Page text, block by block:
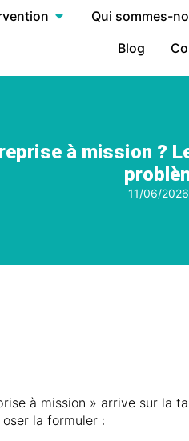
Qui sommes-
Blog
à mission ?
11/06/2026
à mission » arrive sur la
la formuler :